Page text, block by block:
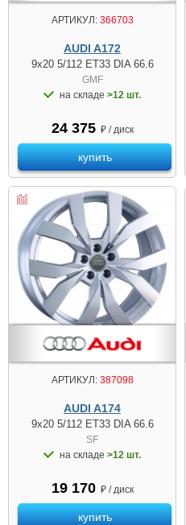
АРТИКУЛ:366703
AUDI A172
9x20 5/112 ET33 DIA 66.6
GMF
на складе >12 шт.
24 375 ₽ / диск
купить
АРТИКУЛ:387098
AUDI A174
9x20 5/112 ET33 DIA 66.6
SF
на складе >12 шт.
19 170 ₽ / диск
купить